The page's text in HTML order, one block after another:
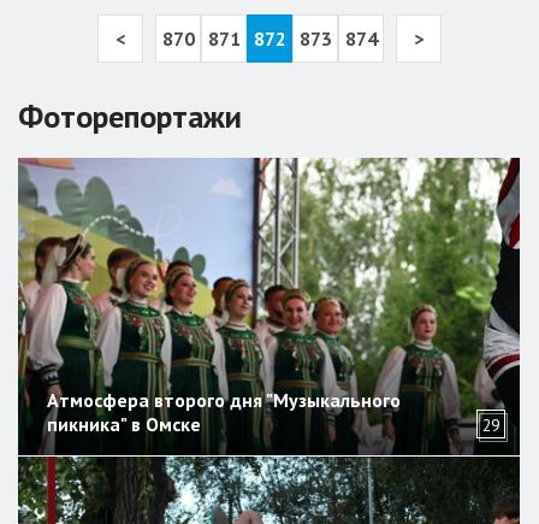
< 870 871 872 873 874 >
Фоторепортажи
Атмосфера второго дня "Музыкального
пикника" в Омске
29